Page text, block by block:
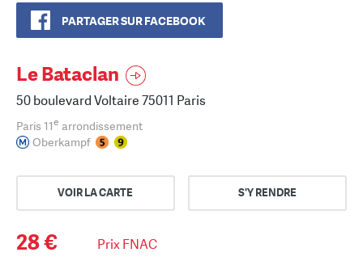
PARTAGER SUR FACEBOOK
Le Bataclan
50 boulevard Voltaire 75011 Paris
Paris 11e arrondissement
Oberkampf
VOIR LA CARTE S'Y RENDRE
28 € Prix FNAC